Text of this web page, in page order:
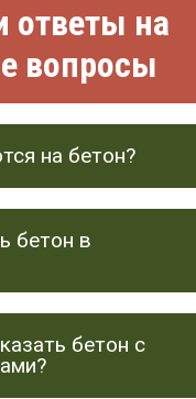
ответы на
вопросы
на бетон?
бетон в
бетон с